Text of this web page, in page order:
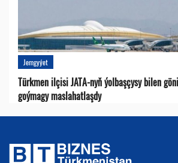
Jemgyýet
Türkmen ilçisi JATA-nyň ýolbaşçysy bilen
goýmagy maslahatlaşdy